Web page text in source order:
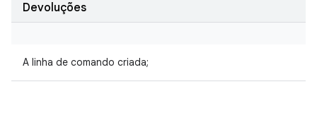
Devoluções
A linha de comando criada;